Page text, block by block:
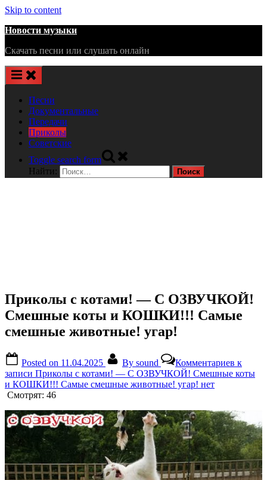
Skip to content
Новости музыки
Скачать песни или слушать онлайн
Песни
Документальные
Передачи
Приколы
Советские
Toggle search form
Найти:
Приколы с котами! — С ОЗВУЧКОЙ!
Смешные коты и КОШКИ!!! Самые
смешные животные! угар!
Posted on 11.04.2025 By sound Комментариев к
записи Приколы с котами! — С ОЗВУЧКОЙ! Смешные коты
и КОШКИ!!! Самые смешные животные! угар! нет
Смотрят: 46